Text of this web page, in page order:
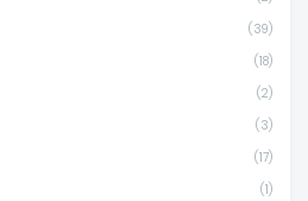
(39)
(18)
(2)
(3)
(17)
(1)